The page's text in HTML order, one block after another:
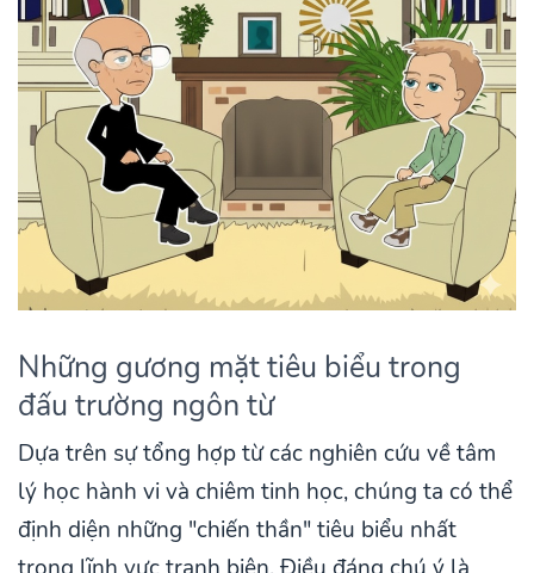
Những gương mặt tiêu biểu trong
đấu trường ngôn từ
Dựa trên sự tổng hợp từ các nghiên cứu về tâm
lý học hành vi và chiêm tinh học, chúng ta có thể
định diện những "chiến thần" tiêu biểu nhất